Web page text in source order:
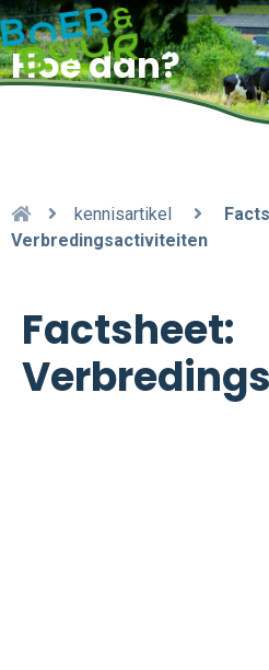
Hoe dan?
kennisartikel
Verbredingsactiviteiten
Factsheet: